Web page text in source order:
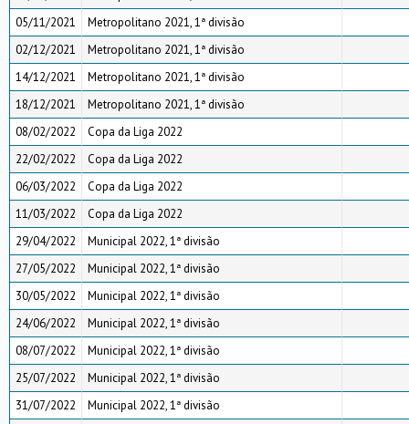
05/11/2021
Metropolitano 2021, 1ª divisão
02/12/2021
Metropolitano 2021, 1ª divisão
14/12/2021
Metropolitano 2021, 1ª divisão
18/12/2021
Metropolitano 2021, 1ª divisão
08/02/2022
Copa da Liga 2022
22/02/2022
Copa da Liga 2022
06/03/2022
Copa da Liga 2022
11/03/2022
Copa da Liga 2022
29/04/2022
Municipal 2022, 1ª divisão
27/05/2022
Municipal 2022, 1ª divisão
30/05/2022
Municipal 2022, 1ª divisão
24/06/2022
Municipal 2022, 1ª divisão
08/07/2022
Municipal 2022, 1ª divisão
25/07/2022
Municipal 2022, 1ª divisão
31/07/2022
Municipal 2022, 1ª divisão